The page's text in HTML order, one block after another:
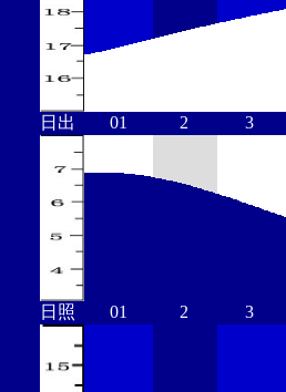
日出 01 2 3
日照 01 2 3